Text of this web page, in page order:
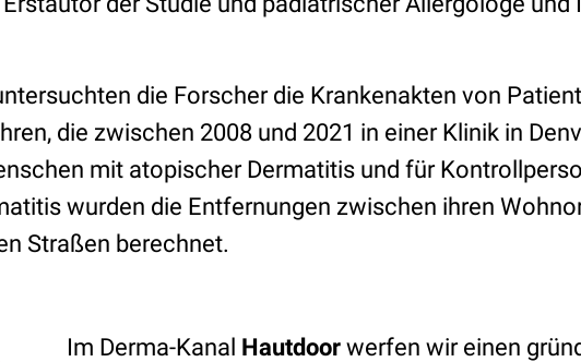
die Forscher die Krankenakten von
die zwischen 2008 und 2021 in einer Klinik in
mit atopischer Dermatitis und für
wurden die Entfernungen zwischen ihren
Straßen berechnet.
Im Derma-Kanal Hautdoor werfen wir einen